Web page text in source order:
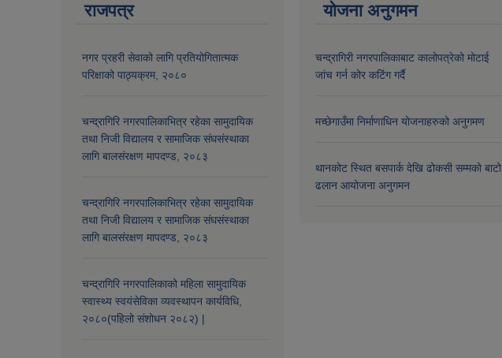
राजपत्र
नगर प्रहरी सेवाको लागि प्रतियोगितात्मक
परिक्षाको पाठ्यक्रम, २०८०
चन्द्रागिरि नगरपालिकाभित्र रहेका सामुदायिक
तथा निजी विद्यालय र सामाजिक संघसंस्थाका
लागि बालसंरक्षण मापदण्ड, २०८३
चन्द्रागिरि नगरपालिकाभित्र रहेका सामुदायिक
तथा निजी विद्यालय र सामाजिक संघसंस्थाका
लागि बालसंरक्षण मापदण्ड, २०८३
चन्द्रागिरि नगरपालिकाको महिला सामुदायिक
स्वास्थ्य स्वयंसेविका व्यवस्थापन कार्यविधि,
२०८०(पहिलो संशोधन २०८२) |
योजना अनुगमन
चन्द्रागिरी नगरपालिकाबाट कालोपत्रेको मोटाई
जांच गर्न कोर कटिंग गर्दै
मच्छेगाउँमा निर्माणाधिन योजनाहरुको अनुगमण
थानकोट स्थित बसपार्क देखि ढोकसी सम्मको बाटो
ढलान आयोजना अनुगमन